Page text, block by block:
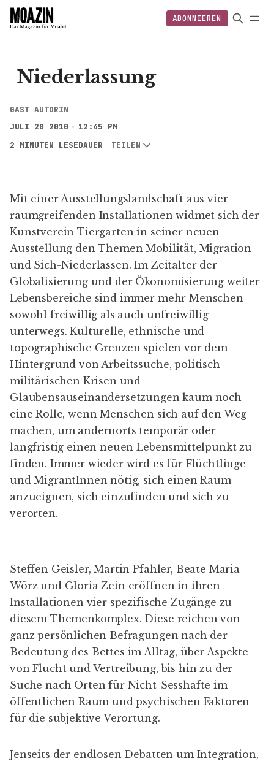
ABONNIEREN
EINLOGGEN
ABONNIEREN FOLGEN
Niederlassung
GAST AUTORIN
JULI 20 2010
12:45 PM
2 MINUTEN LESEDAUER
TEILEN
Mit einer Ausstellungslandschaft aus vier
raumgreifenden Installationen widmet sich der
Kunstverein Tiergarten in seiner neuen
Ausstellung den Themen Mobilität, Migration
und Sich-Niederlassen. Im Zeitalter der
Globalisierung und der Ökonomisierung weiter
Lebensbereiche sind immer mehr Menschen
sowohl freiwillig als auch unfreiwillig
unterwegs. Kulturelle, ethnische und
topographische Grenzen spielen vor dem
Hintergrund von Arbeitssuche, politisch-
militärischen Krisen und
Glaubensauseinandersetzungen kaum noch
eine Rolle, wenn Menschen sich auf den Weg
machen, um andernorts temporär oder
langfristig einen neuen Lebensmittelpunkt zu
finden. Immer wieder wird es für Flüchtlinge
und MigrantInnen nötig, sich einen Raum
anzueignen, sich einzufinden und sich zu
verorten.
Steffen Geisler, Martin Pfahler, Beate Maria
Wörz und Gloria Zein eröffnen in ihren
Installationen vier spezifische Zugänge zu
diesem Themenkomplex. Diese reichen von
ganz persönlichen Befragungen nach der
Bedeutung des Bettes im Alltag, über Aspekte
von Flucht und Vertreibung, bis hin zu der
Suche nach Orten für Nicht-Sesshafte im
öffentlichen Raum und psychischen Faktoren
für die subjektive Verortung.
Jenseits der endlosen Debatten um Integration,